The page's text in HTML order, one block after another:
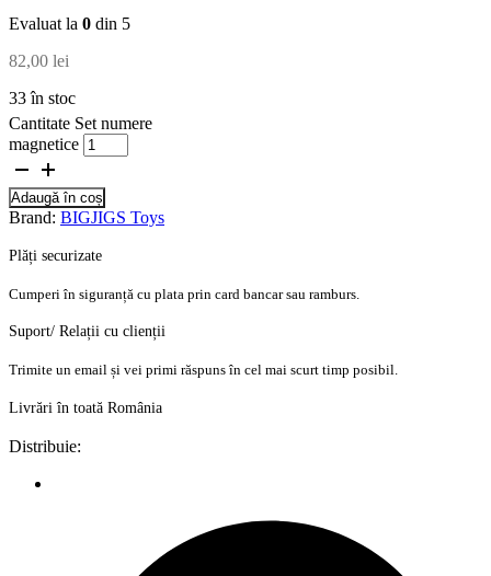
Evaluat la 0 din 5
82,00 lei
33 în stoc
Cantitate Set numere
magnetice
Adaugă în coș
Brand: BIGJIGS Toys
Plăți securizate
Cumperi în siguranță cu plata prin card bancar sau ramburs.
Suport/ Relații cu clienții
Trimite un email și vei primi răspuns în cel mai scurt timp posibil.
Livrări în toată România
Distribuie: